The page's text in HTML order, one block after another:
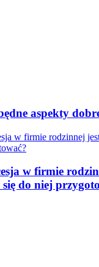
aspekty
w firmie
do niej